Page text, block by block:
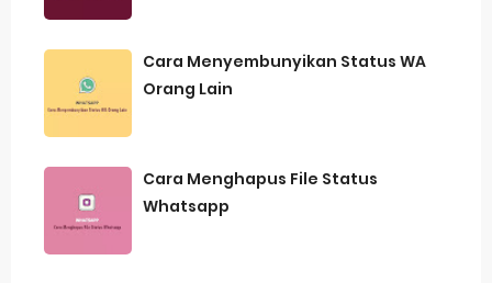
Cara Menyembunyikan Status WA
Orang Lain
Cara Menghapus File Status
Whatsapp